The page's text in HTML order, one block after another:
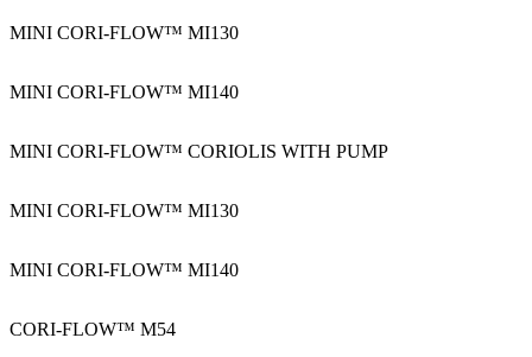
MINI CORI-FLOW™ MI130
MINI CORI-FLOW™ MI140
MINI CORI-FLOW™ CORIOLIS WITH PUMP
MINI CORI-FLOW™ MI130
MINI CORI-FLOW™ MI140
CORI-FLOW™ M54